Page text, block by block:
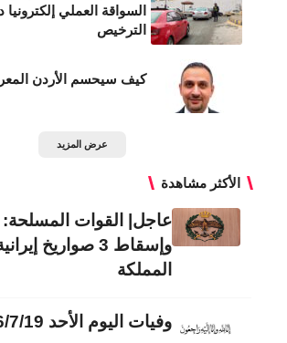
السواقة العملي
الترخيص
كيف سيحسم الأردن
عرض المزيد
الأكثر مشاهدة
عاجل| القوات
وإسقاط 3 صواريخ
المملكة
وفيات اليوم الأحد 2026/7/19